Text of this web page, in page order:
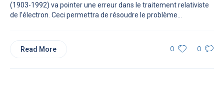
(1903-1992) va pointer une erreur dans le traitement relativiste
de l’électron. Ceci permettra de résoudre le problème...
0 0
Read More